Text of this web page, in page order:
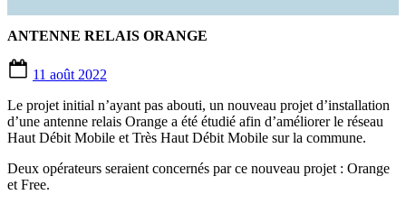
ANTENNE RELAIS ORANGE
on
11 août 2022
Le projet initial n’ayant pas abouti, un nouveau projet d’installation
d’une antenne relais Orange a été étudié afin d’améliorer le réseau
Haut Débit Mobile et Très Haut Débit Mobile sur la commune.
Deux opérateurs seraient concernés par ce nouveau projet : Orange
et Free.